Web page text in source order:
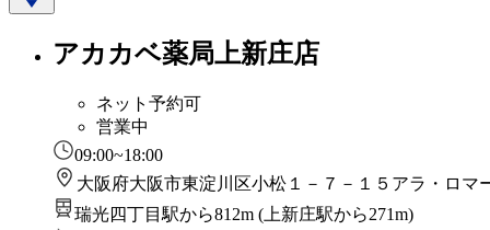
アカカベ薬局上新庄店
ネット予約可
営業中
09:00~18:00
大阪府大阪市東淀川区小松１－７－１５アラ・ロマ
瑞光四丁目駅から812m ( 上新庄駅から271m)